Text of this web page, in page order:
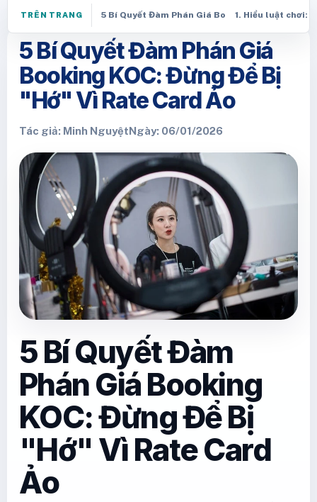
TRÊN TRANG 5 Bí Quyết Đàm Phán Giá Booking KOC: Đừng
1. Hiểu luật chơi:
5 Bí Quyết Đàm Phán Giá
Booking KOC: Đừng Để Bị
"Hớ" Vì Rate Card Ảo
Tác giả: Minh NguyệtNgày: 06/01/2026
5 Bí Quyết Đàm
Phán Giá Booking
KOC: Đừng Để Bị
"Hớ" Vì Rate Card
Ảo